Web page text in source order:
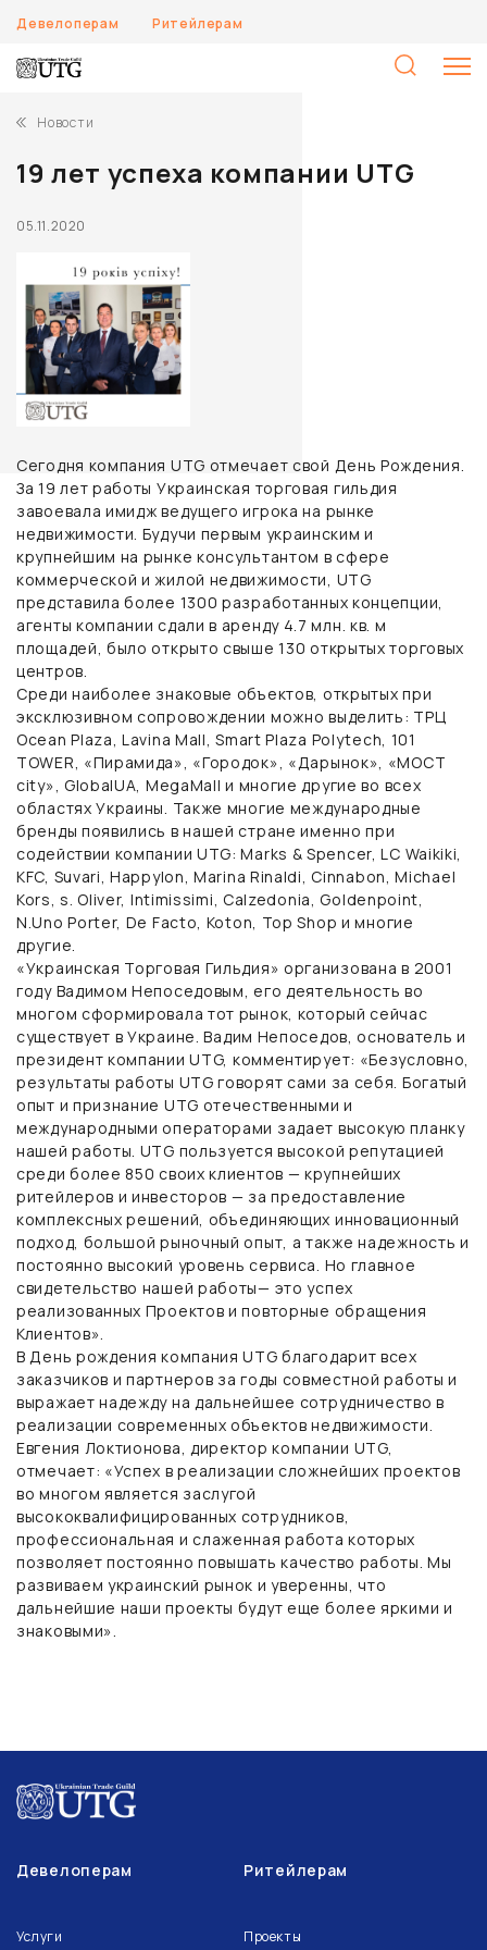
Девелоперам Ритейлерам
Новости
19 лет успеха компании UTG
05.11.2020
Сегодня компания UTG отмечает свой День Рождения.
За 19 лет работы Украинская торговая гильдия
завоевала имидж ведущего игрока на рынке
недвижимости. Будучи первым украинским и
крупнейшим на рынке консультантом в сфере
коммерческой и жилой недвижимости, UTG
представила более 1300 разработанных концепции,
агенты компании сдали в аренду 4.7 млн. кв. м
площадей, было открыто свыше 130 открытых торговых
центров.
Среди наиболее знаковые объектов, открытых при
эксклюзивном сопровождении можно выделить: ТРЦ
Ocean Plaza, Lavina Mall, Smart Plaza Polytech, 101
TOWER, «Пирамида», «Городок», «Дарынок», «МОСТ
city», GlobalUA, MegaMall и многие другие во всех
областях Украины. Также многие международные
бренды появились в нашей стране именно при
содействии компании UTG: Marks & Spencer, LC Waikiki,
KFC, Suvari, Happylon, Marina Rinaldi, Cinnabon, Michael
Kors, s. Oliver, Intimissimi, Calzedonia, Goldenpoint,
N.Uno Porter, De Facto, Koton, Top Shop и многие
другие.
«Украинская Торговая Гильдия» организована в 2001
году Вадимом Непоседовым, его деятельность во
многом сформировала тот рынок, который сейчас
существует в Украине.Вадим Непоседов, основатель и
президент компании UTG, комментирует: «Безусловно,
результаты работы UTG говорят сами за себя. Богатый
опыт и признание UTG отечественными и
международными операторами задает высокую планку
нашей работы. UTG пользуется высокой репутацией
среди более 850 своих клиентов — крупнейших
ритейлеров и инвесторов — за предоставление
комплексных решений, объединяющих инновационный
подход, большой рыночный опыт, а также надежность и
постоянно высокий уровень сервиса. Но главное
свидетельство нашей работы— это успех
реализованных Проектов и повторные обращения
Клиентов».
В День рождения компания UTG благодарит всех
заказчиков и партнеров за годы совместной работы и
выражает надежду на дальнейшее сотрудничество в
реализации современных объектов недвижимости.
Евгения Локтионова, директор компании UTG,
отмечает: «Успех в реализации сложнейших проектов
во многом является заслугой
высококвалифицированных сотрудников,
профессиональная и слаженная работа которых
позволяет постоянно повышать качество работы. Мы
развиваем украинский рынок и уверенны, что
дальнейшие наши проекты будут еще более яркими и
знаковыми».
Девелоперам Ритейлерам
Услуги Проекты